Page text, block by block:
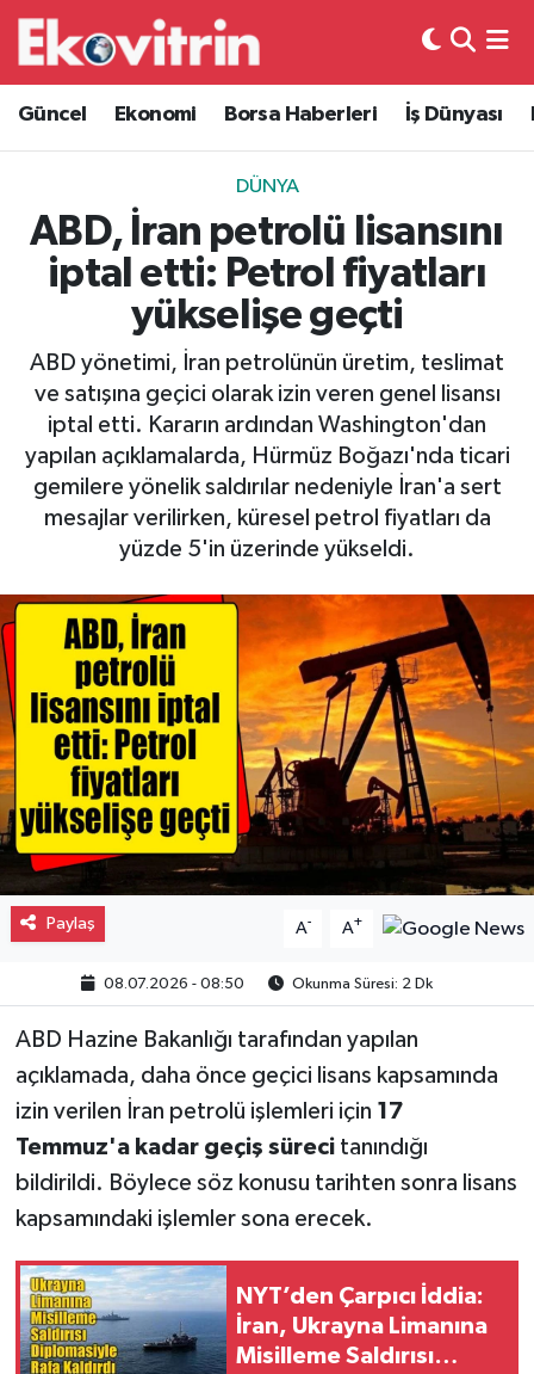
Güncel Ekonomi Borsa Haberleri İş Dünyası
DÜNYA
ABD, İran petrolü lisansını
iptal etti: Petrol fiyatları
yükselişe geçti
ABD yönetimi, İran petrolünün üretim, teslimat
ve satışına geçici olarak izin veren genel lisansı
iptal etti. Kararın ardından Washington'dan
yapılan açıklamalarda, Hürmüz Boğazı'nda ticari
gemilere yönelik saldırılar nedeniyle İran'a sert
mesajlar verilirken, küresel petrol fiyatları da
yüzde 5'in üzerinde yükseldi.
Paylaş A- A+
08.07.2026 - 08:50 Okunma Süresi: 2 Dk
ABD Hazine Bakanlığı tarafından yapılan
açıklamada, daha önce geçici lisans kapsamında
izin verilen İran petrolü işlemleri için 17
Temmuz'a kadar geçiş sürecitanındığı
bildirildi. Böylece söz konusu tarihten sonra lisans
kapsamındaki işlemler sona erecek.
NYT’den Çarpıcı İddia:
İran, Ukrayna Limanına
Misilleme Saldırısı
Güncel
Ekonomi
Borsa Haberleri
İş Dünyası
Lojistik
Otovitrin
Asayiş
Magazin
Spor
Eğitim
Hava Durumu
Trafik Durumu
Süper Lig Puan Durumu ve Fikstür
Tüm Manşetler
Son Dakika Haberleri
Haber Arşivi